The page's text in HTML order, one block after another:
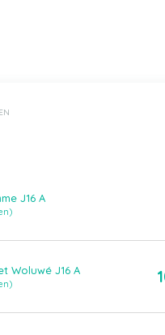
J16 A
Woluwé J16 A